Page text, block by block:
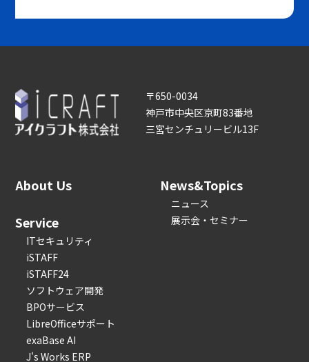
〒650-0034
神戸市中央区京町83番地
三宮センチュリービル13F
About Us
Service
ITセキュリティ
iSTAFF
iSTAFF24
ソフトウェア開発
BPOサービス
LibreOfficeサポート
exaBase AI
J's Works ERP
News&Topics
ニュース
展示会・セミナー